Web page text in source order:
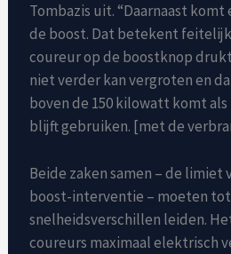
Tombazis uit. “Daarnaast
de boost. Dat betekent
coureur op de boostknop
niet verder kan vergroten en
boven de 150 kilowatt komt
blijft gebruiken. [met de
Beide zaken samen – de limiet
boost-interventie – moeten
snelheidsverschillen leiden.
coureurs maximaal elektrisch